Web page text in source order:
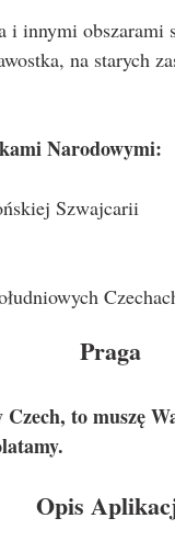
na starych
Narodowymi:
Szwajcarii
Praga
to muszę
Opis